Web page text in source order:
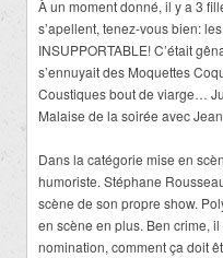
À un moment donné, il y a 3
s’apellent, tenez-vous bien:
INSUPPORTABLE! C’était
s’ennuyait des Moquettes
Coustiques bout de viarge…
Malaise de la soirée avec
Dans la catégorie mise en
humoriste. Stéphane
scène de son propre show.
en scène en plus. Ben crime,
nomination, comment ça doit